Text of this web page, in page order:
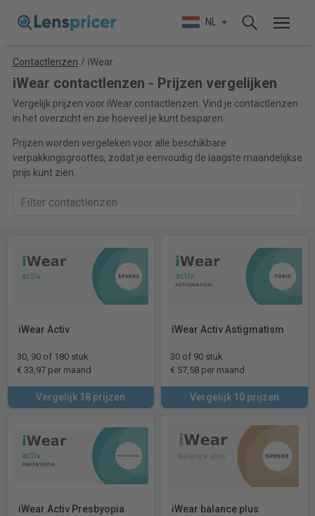
NL
Contactlenzen / iWear
iWear contactlenzen - Prijzen vergelijken
Vergelijk prijzen voor iWear contactlenzen. Vind je contactlenzen
in het overzicht en zie hoeveel je kunt besparen.
Prijzen worden vergeleken voor alle beschikbare
verpakkingsgroottes, zodat je eenvoudig de laagste maandelijkse
prijs kunt zien.
iWear Activ
30, 90 of 180 stuk
€ 33,97 per maand
Vergelijk 18 prijzen
iWear Activ Astigmatism
30 of 90 stuk
€ 57,58 per maand
Vergelijk 10 prijzen
iWear Activ Presbyopia iWear balance plus